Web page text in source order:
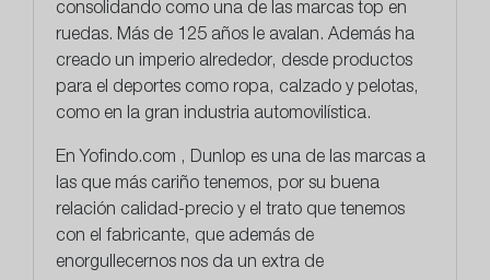
consolidando como una de las marcas top en
ruedas. Más de 125 años le avalan. Además ha
creado un imperio alrededor, desde productos
para el deportes como ropa, calzado y pelotas,
como en la gran industria automovilística.
En Yofindo.com , Dunlop es una de las marcas a
las que más cariño tenemos, por su buena
relación calidad-precio y el trato que tenemos
con el fabricante, que además de
enorgullecernos nos da un extra de